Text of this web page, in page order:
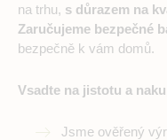
na trhu, s důrazem na
Zaručujeme bezpečné
bezpečně k vám domů.
Vsadte na jistotu a
Jsme ověřený